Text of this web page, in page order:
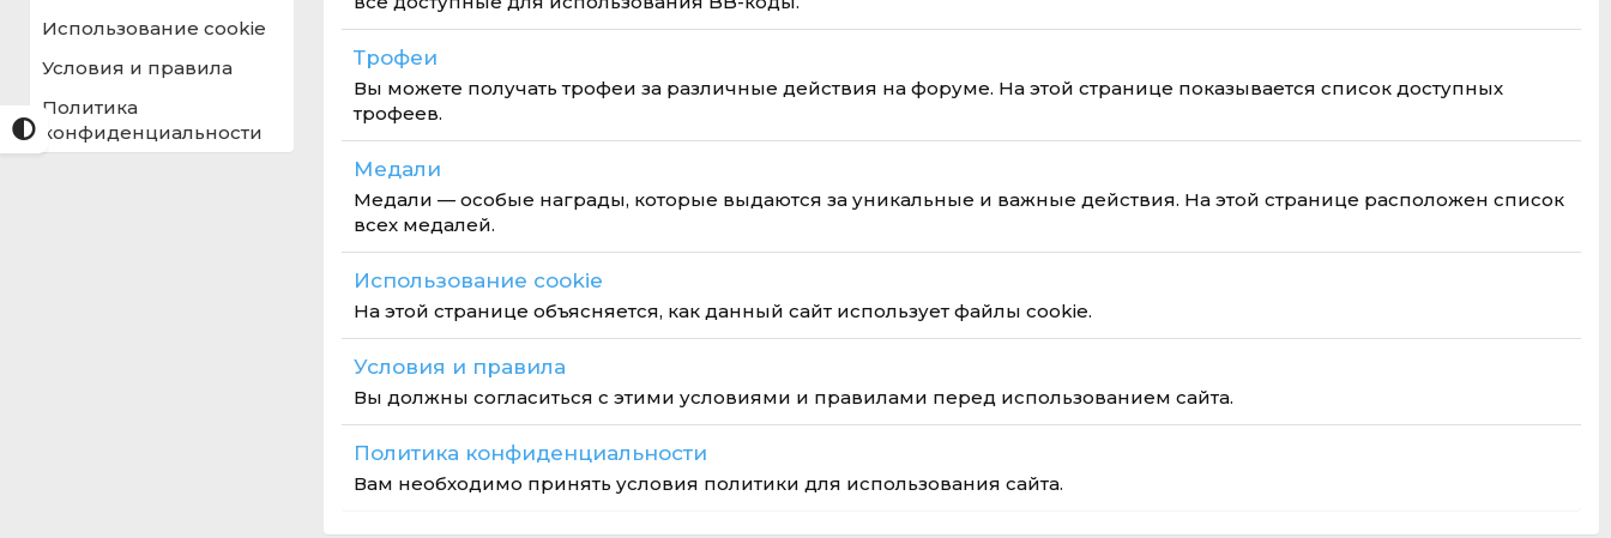
Использование cookie
Условия и правила
Политика
конфиденциальности
Трофеи
Вы можете получать трофеи за различные действия на форуме. На этой странице показывается список доступных
трофеев.
Медали
Медали — особые награды, которые выдаются за уникальные и важные действия. На этой странице расположен список
всех медалей.
Использование cookie
На этой странице объясняется, как данный сайт использует файлы cookie.
Условия и правила
Вы должны согласиться с этими условиями и правилами перед использованием сайта.
Политика конфиденциальности
Вам необходимо принять условия политики для использования сайта.